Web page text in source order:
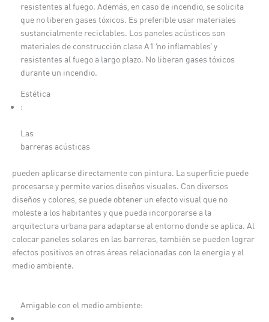
resistentes al fuego. Además, en caso de incendio, se solicita
que no liberen gases tóxicos. Es preferible usar materiales
sustancialmente reciclables. Los paneles acústicos son
materiales de construcción clase A1 ‘no inflamables’ y
resistentes al fuego a largo plazo. No liberan gases tóxicos
durante un incendio.
Estética
:
Las
barreras acústicas
pueden aplicarse directamente con pintura. La superficie puede
procesarse y permite varios diseños visuales. Con diversos
diseños y colores, se puede obtener un efecto visual que no
moleste a los habitantes y que pueda incorporarse a la
arquitectura urbana para adaptarse al entorno donde se aplica. Al
colocar paneles solares en las barreras, también se pueden lograr
efectos positivos en otras áreas relacionadas con la energía y el
medio ambiente.
Amigable con el medio ambiente: